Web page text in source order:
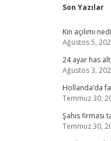
Son Yazılar
Kin açılımı
Ağustos 5,
24 ayar has
Ağustos 3,
Hollanda’da
Temmuz 30,
Şahıs firması
Temmuz 30,
elexbet yeni